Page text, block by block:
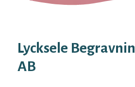
Lycksele
AB